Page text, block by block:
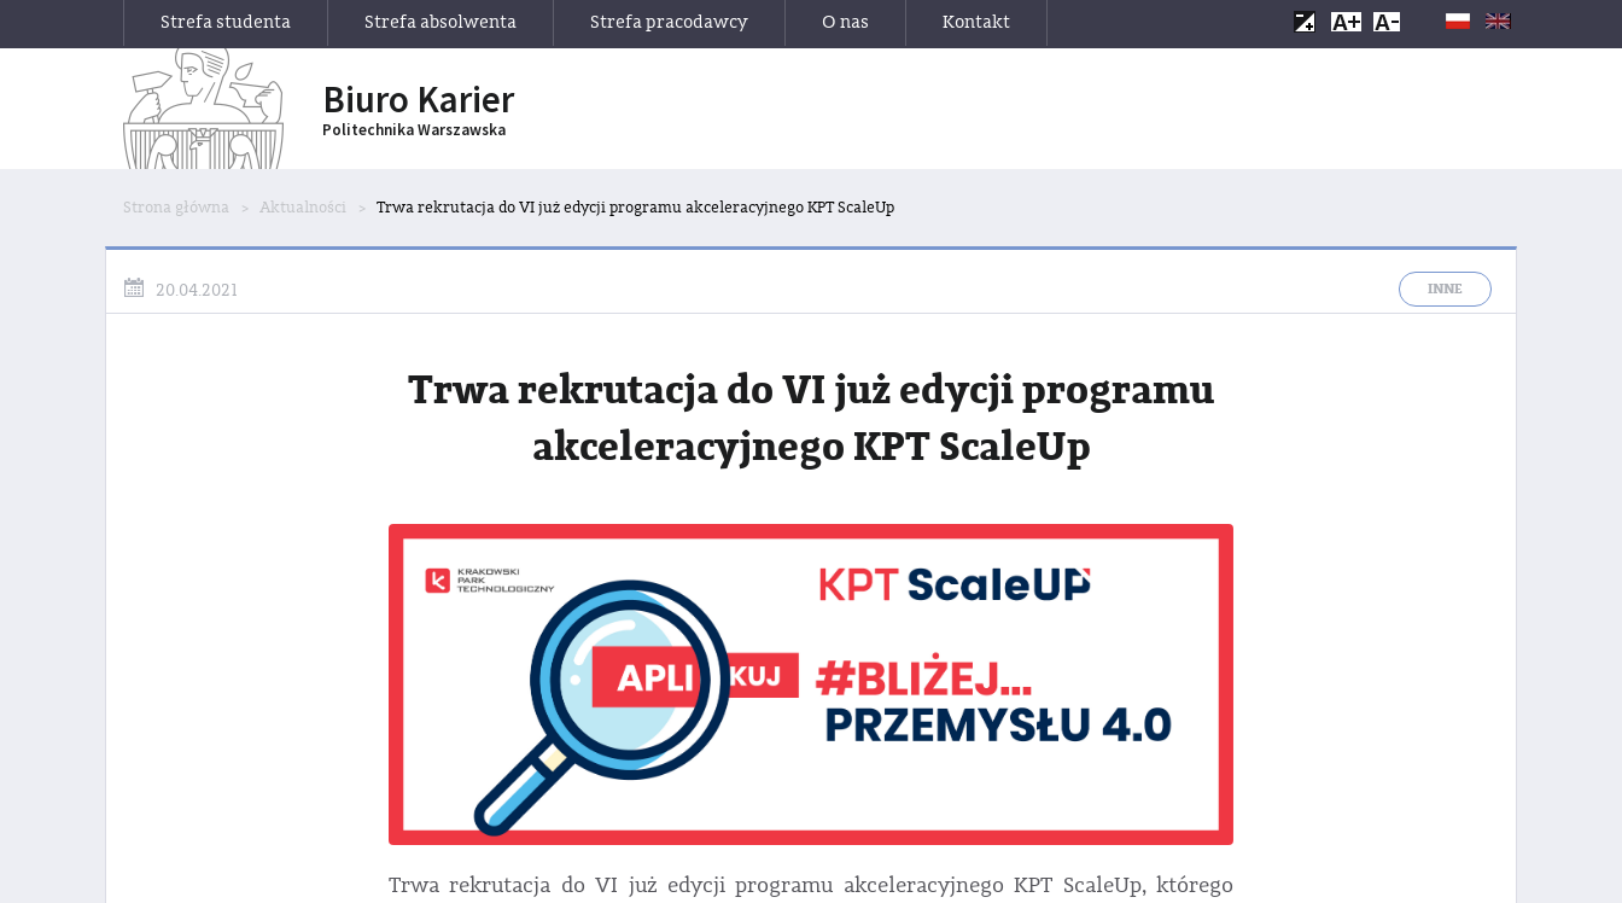
Strefa studenta Strefa absolwenta Strefa pracodawcy O nas Kontakt
Biuro Karier
Politechnika Warszawska
Strona główna Aktualności Trwa rekrutacja do VI już edycji programu akceleracyjnego KPT ScaleUp
20.04.2021 INNE
Trwa rekrutacja do VI już edycji programu
akceleracyjnego KPT ScaleUp
Trwa rekrutacja do VI już edycji programu akceleracyjnego KPT ScaleUp, którego